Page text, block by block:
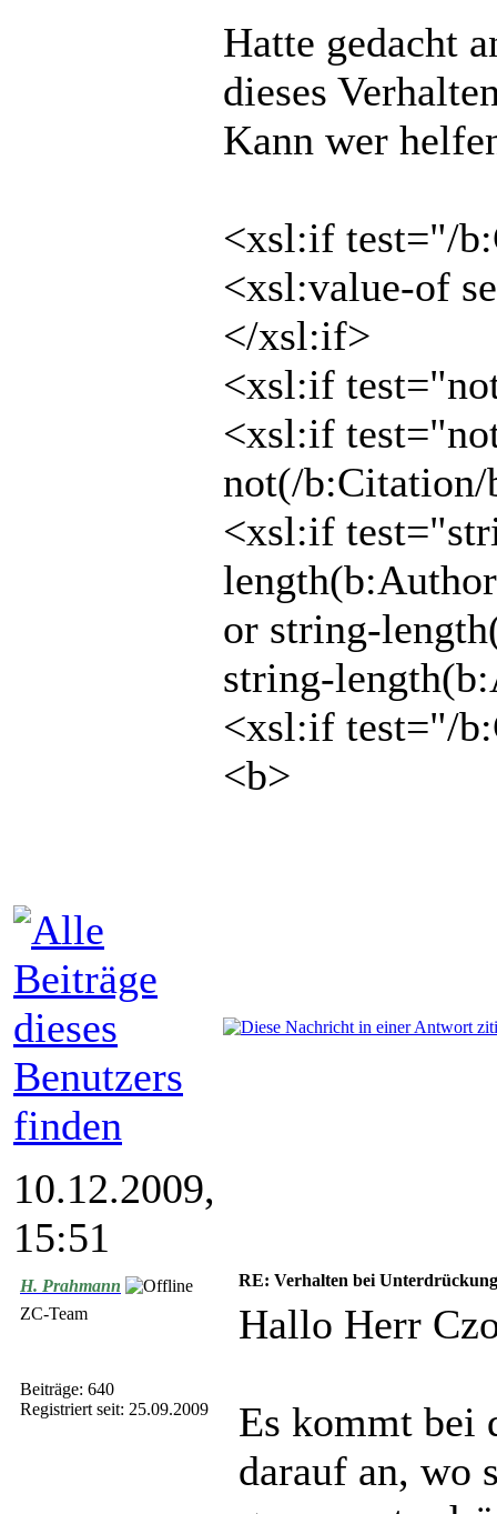
Hatte gedacht
dieses
Kann wer
<xsl:if test="/
<xsl:value-of
</xsl:if>
<xsl:if
<xsl:if
not(/
<xsl:if
or string-
string-
<xsl:if test="/
<b>
10.12.2009,
15:51
H. Prahmann
ZC-Team
Beiträge: 640
Registriert seit: 25.09.2009
RE: Verhalten bei
Hallo Herr
Es kommt bei
darauf an, wo